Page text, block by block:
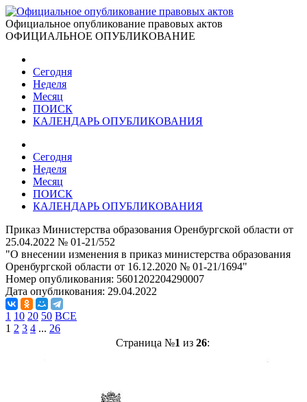
Официальное опубликование правовых актов
ОФИЦИАЛЬНОЕ ОПУБЛИКОВАНИЕ
Сегодня
Неделя
Месяц
ПОИСК
КАЛЕНДАРЬ ОПУБЛИКОВАНИЯ
Сегодня
Неделя
Месяц
ПОИСК
КАЛЕНДАРЬ ОПУБЛИКОВАНИЯ
Приказ Министерства образования Оренбургской области от
25.04.2022 № 01-21/552
"О внесении изменения в приказ министерства образования
Оренбургской области от 16.12.2020 № 01-21/1694"
Номер опубликования: 5601202204290007
Дата опубликования: 29.04.2022
1 10 20 50 ВСЕ
1 2 3 4 ... 26
Страница №1 из 26: